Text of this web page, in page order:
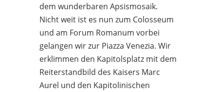
dem wunderbaren Apsismosaik.
Nicht weit ist es nun zum Colosseum
und am Forum Romanum vorbei
gelangen wir zur Piazza Venezia. Wir
erklimmen den Kapitolsplatz mit dem
Reiterstandbild des Kaisers Marc
Aurel und den Kapitolinischen